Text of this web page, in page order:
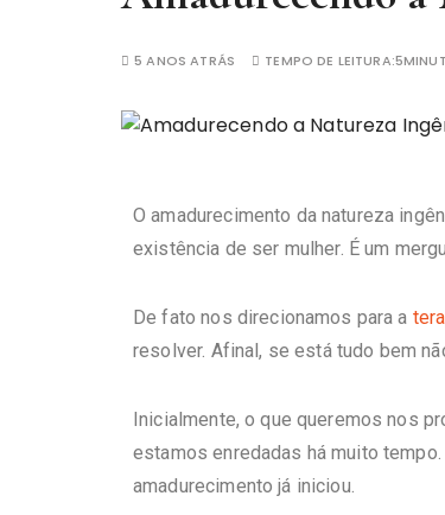
5 ANOS ATRÁS TEMPO DE LEITURA:
O amadurecimento da natureza
existência de ser mulher. É um
De fato nos direcionamos para a
resolver. Afinal, se está tudo bem
Inicialmente, o que queremos nos
estamos enredadas há muito
amadurecimento já iniciou.